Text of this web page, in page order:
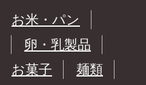
お米・パン
卵・乳製品
お菓子
麺類